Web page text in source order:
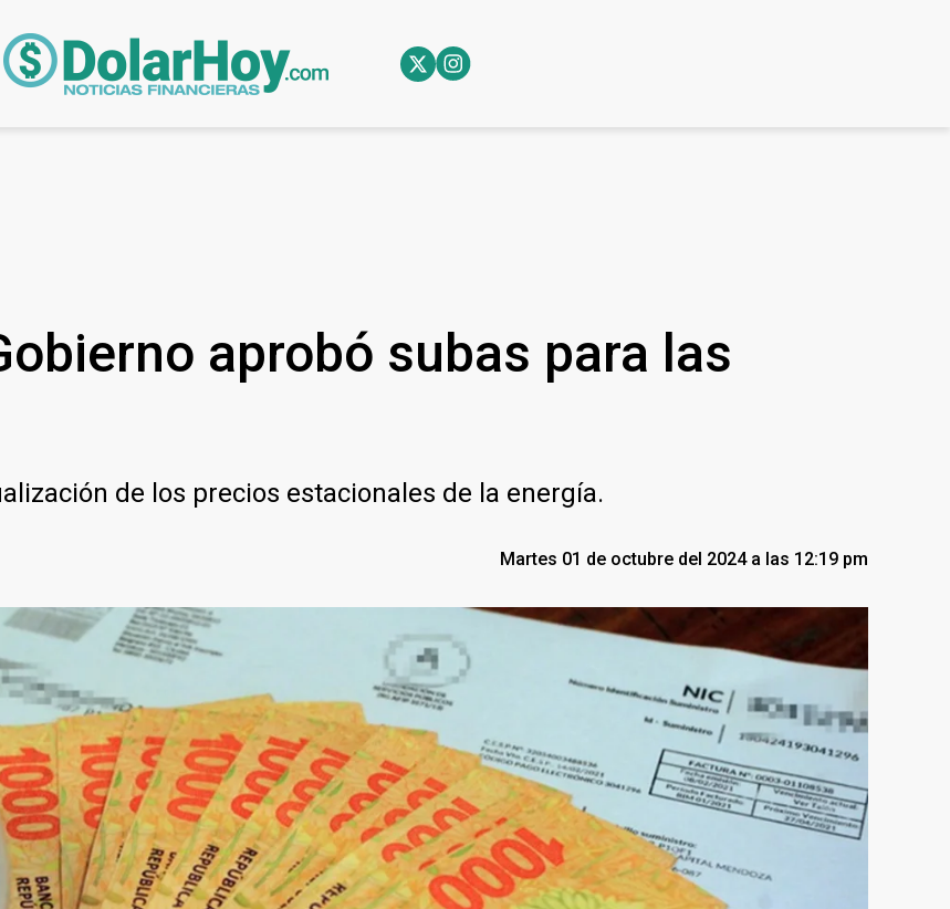
aprobó subas para las
de los precios estacionales de la energía.
Martes 01 de octubre del 2024 a las 12:19 pm